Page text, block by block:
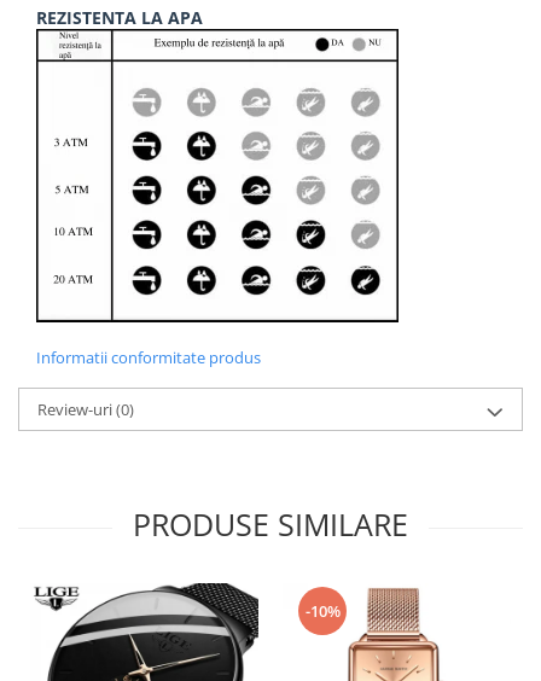
REZISTENTA LA APA
Informatii conformitate produs
Review-uri(0)
PRODUSE SIMILARE
-10%